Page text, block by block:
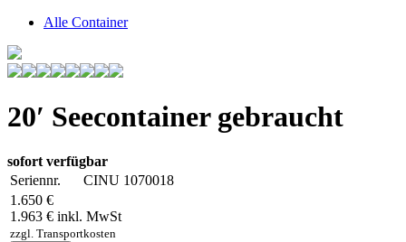
Alle Container
20′ Seecontainer gebraucht
sofort verfügbar
Seriennr.
CINU 1070018
1.650 €
1.963 € inkl. MwSt
zzgl. Transportkosten